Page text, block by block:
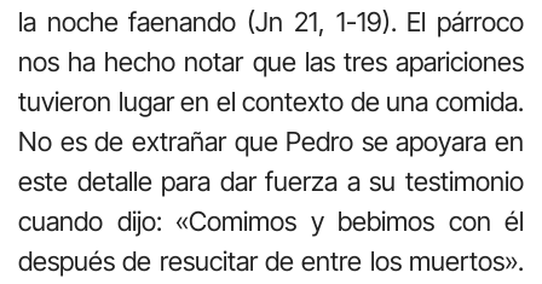
la noche faenando (Jn 21, 1-19). El párroco
nos ha hecho notar que las tres apariciones
tuvieron lugar en el contexto de una comida.
No es de extrañar que Pedro se apoyara en
este detalle para dar fuerza a su testimonio
cuando dijo: «Comimos y bebimos con él
después de resucitar de entre los muertos».